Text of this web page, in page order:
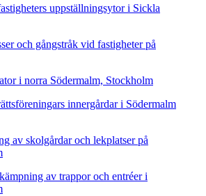
uppställningsytor i Sickla
och gångstråk vid fastigheter på
i norra Södermalm, Stockholm
innergårdar i Södermalm
av skolgårdar och lekplatser på
av trappor och entréer i